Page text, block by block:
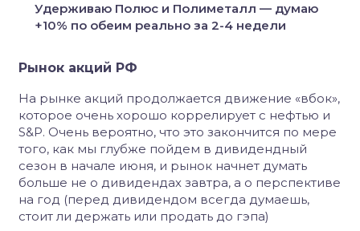
Удерживаю Полюс и Полиметалл — думаю
+10% по обеим реально за 2-4 недели
Рынок акций РФ
На рынке акций продолжается движение «вбок»,
которое очень хорошо коррелирует с нефтью и
S&P. Очень вероятно, что это закончится по мере
того, как мы глубже пойдем в дивидендный
сезон в начале июня, и рынок начнет думать
больше не о дивидендах завтра, а о перспективе
на год (перед дивидендом всегда думаешь,
стоит ли держать или продать до гэпа)